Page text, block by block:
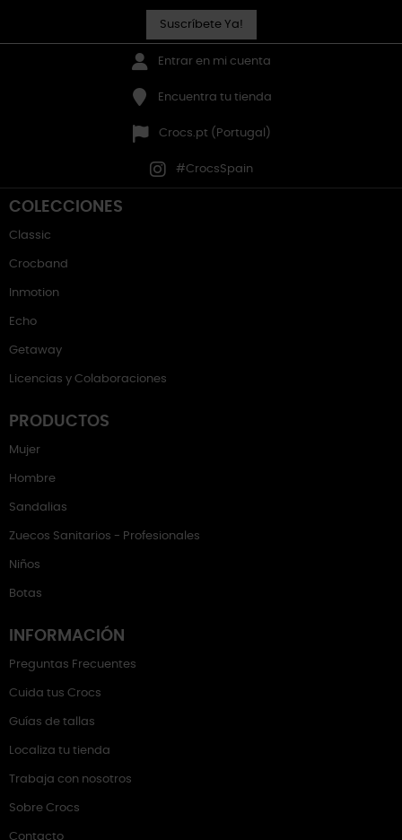
Suscríbete Ya!
Entrar en mi cuenta
Encuentra tu tienda
Crocs.pt (Portugal)
#CrocsSpain
COLECCIONES
Classic
Crocband
Inmotion
Echo
Getaway
Licencias y Colaboraciones
PRODUCTOS
Mujer
Hombre
Sandalias
Zuecos Sanitarios - Profesionales
Niños
Botas
INFORMACIÓN
Preguntas Frecuentes
Cuida tus Crocs
Guías de tallas
Localiza tu tienda
Trabaja con nosotros
Sobre Crocs
Contacto